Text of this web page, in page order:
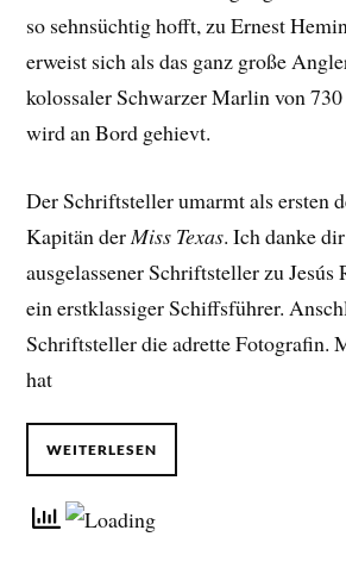
so sehnsüchtig hofft, zu Ernest
erweist sich als das ganz große
kolossaler Schwarzer Marlin von
wird an Bord gehievt.
Der Schriftsteller umarmt als ersten
Kapitän derMiss Texas. Ich danke
ausgelassener Schriftsteller zu
ein erstklassiger Schiffsführer.
Schriftsteller die adrette Fotografin.
hat
WEITERLESEN